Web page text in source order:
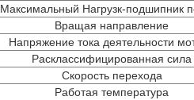
Максимальный Нагрузк-подшипник
Вращая направление
Напряжение тока деятельности
Расклассифицированная сила
Скорость перехода
Работая температура